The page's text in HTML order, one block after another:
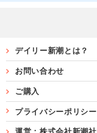
デイリー新潮とは？
お問い合わせ
ご購入
プライバシーポリシー